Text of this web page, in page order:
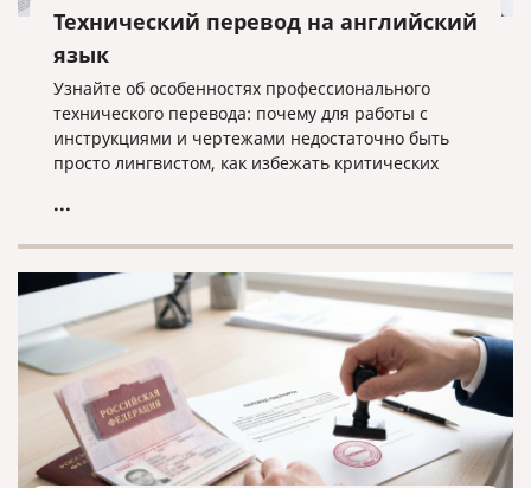
Технический перевод на английский
язык
Узнайте об особенностях профессионального
технического перевода: почему для работы с
инструкциями и чертежами недостаточно быть
просто лингвистом, как избежать критических
получения качественного результата при работе с
...